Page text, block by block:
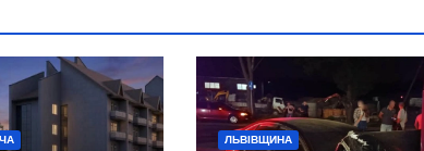
ЛЬВІВЩИНА